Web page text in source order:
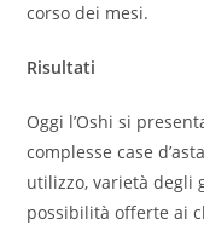
corso dei mesi.
Risultati
Oggi l’Oshi si
complesse case
utilizzo, varietà degli
possibilità offerte ai